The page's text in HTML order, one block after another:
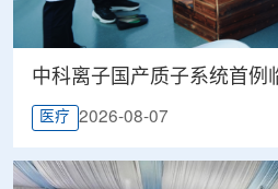
中科离子国产质子系统首例
医疗 2026-08-07